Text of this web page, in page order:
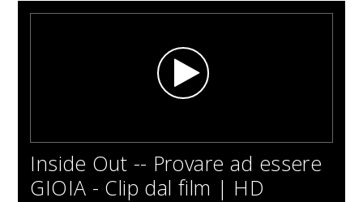
Inside Out -- Provare ad essere
GIOIA - Clip dal film | HD